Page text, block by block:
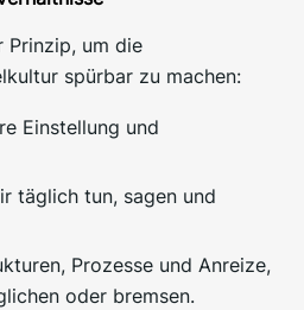
Prinzip, um die
spürbar zu machen:
Einstellung und
täglich tun, sagen und
Prozesse und Anreize,
oder bremsen.